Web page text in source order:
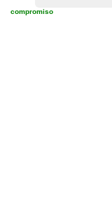
compromiso